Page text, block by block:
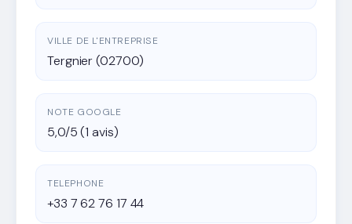
VILLE DE L'ENTREPRISE
Tergnier (02700)
NOTE GOOGLE
5,0/5 (1 avis)
TELEPHONE
+33 7 62 76 17 44